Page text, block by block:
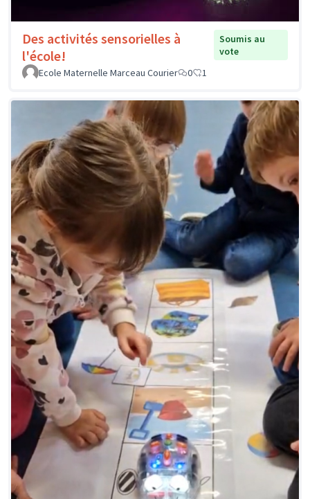
Des activités sensorielles à
l'école!
Soumis au
vote
Ecole Maternelle Marceau Courier
0 1